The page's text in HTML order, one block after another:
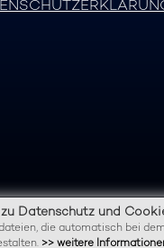
Datenschutz und
die automatisch bei
>> weitere